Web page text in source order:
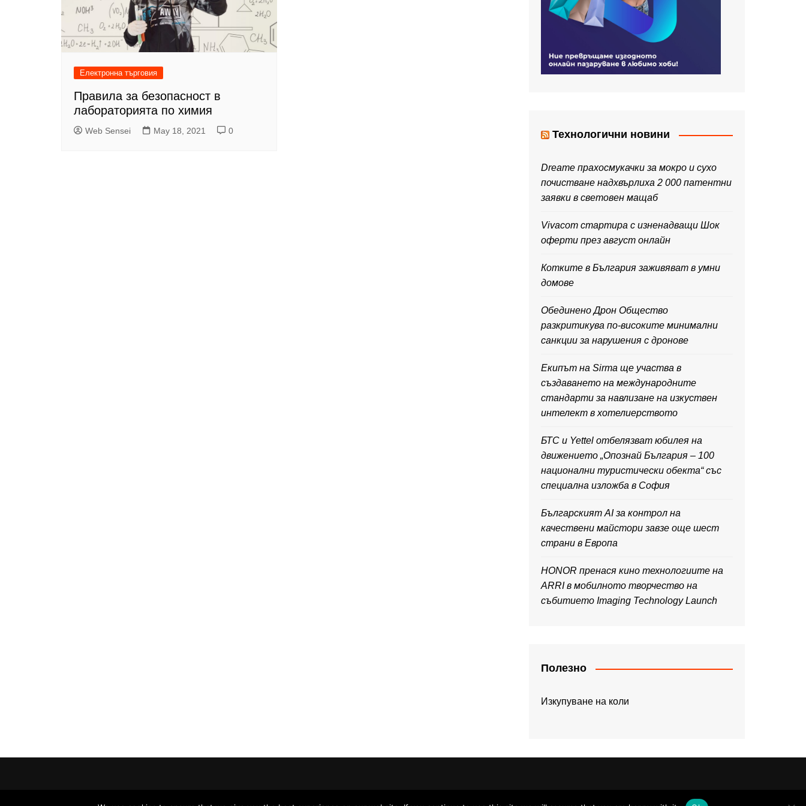
Електронна търговия
Правила за безопасност в
лабораторията по химия
Web Sensei May 18, 2021 0 Технологични новини
Dreame прахосмукачки за мокро и сухо
почистване надхвърлиха 2 000 патентни
заявки в световен мащаб
Vivacom стартира с изненадващи Шок
оферти през август онлайн
Котките в България заживяват в умни
домове
Обединено Дрон Общество
разкритикува по-високите минимални
санкции за нарушения с дронове
Екипът на Sirma ще участва в
създаването на международните
стандарти за навлизане на изкуствен
интелект в хотелиерството
БТС и Yettel отбелязват юбилея на
движението „Опознай България – 100
национални туристически обекта“ със
специална изложба в София
Българският AI за контрол на
качествени майстори завзе още шест
страни в Европа
HONOR пренася кино технологиите на
ARRI в мобилното творчество на
събитието Imaging Technology Launch
Полезно
Изкупуване на коли